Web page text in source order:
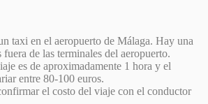
taxi en el aeropuerto de Málaga. Hay una
fuera de las terminales del aeropuerto.
es de aproximadamente 1 hora y el
entre 80-100 euros.
el costo del viaje con el conductor